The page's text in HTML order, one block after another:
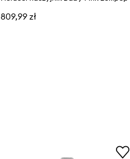
809,99 zł